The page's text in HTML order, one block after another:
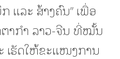
ແລະ ສ້າງຄົນ” ເພື່ອ
ຕາກຳ ລາວ-ຈີນ ທີ່ໝັ້ນ
ເຮັດໃຫ້ຂະແໜງການ